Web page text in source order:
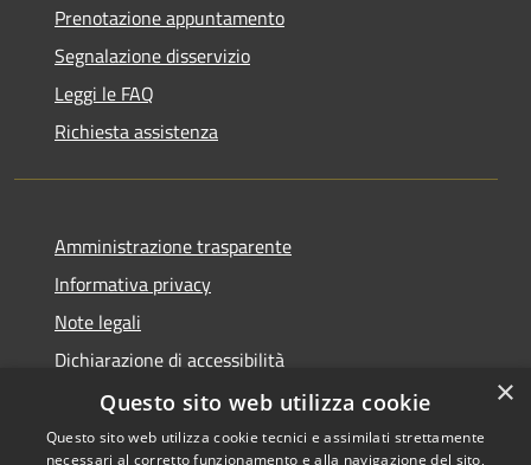
Prenotazione appuntamento
Segnalazione disservizio
Leggi le FAQ
Richiesta assistenza
Amministrazione trasparente
Informativa privacy
Note legali
Dichiarazione di accessibilità
×
Questo sito web utilizza cookie
Questo sito web utilizza cookie tecnici e assimilati strettamente
necessari al corretto funzionamento e alla navigazione del sito,